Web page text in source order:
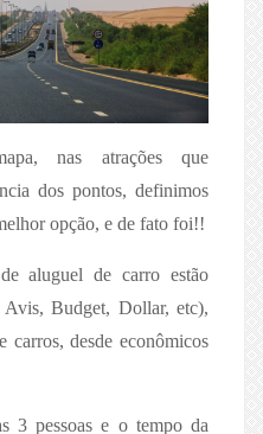
nas atrações que
dos pontos, definimos
opção, e de fato foi!!
aluguel de carro estão
Avis, Budget, Dollar, etc),
carros, desde econômicos
3 pessoas e o tempo da